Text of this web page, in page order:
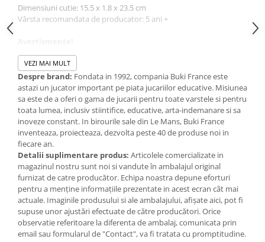
Jucarii muzicale bebelusi
Puzzle bebelusi
Jocuri educative
Jocuri STEM
Jocuri Magnetice
Jocuri de societate
Jocuri de logica
Jocuri de memorie
Jocuri cu litere
Jocuri cu numere
Jocuri de indemanare
Jocuri de carti
Jocuri interactive
Jocuri de podea
Dimensiuni cutie: 15.5 x 1.8 x 23.5 cm
Vârsta recomandata de producator: 5 ani +
Va rugam sa cititi cu atentie şi sa respectati instructiunile de
utilizare şi siguranta!
Nerespectarea avertismentelor, instructiunilor şi recomandarilor
de siguranta poate cauza diverse pericole.
A se utiliza sub supravegherea unui adult.
Pentru copiii mai mari de 5 ani!
Nu este potrivit pentru copiii mai mici de 36 de luni, datorita
partilor mici continute, care pot fi înghitite!
Pericol de sufocare!
VEZI MAI MULT
Despre brand: Fondata in 1992, compania Buki France este
astazi un jucator important pe piata jucariilor educative. Misiunea
sa este de a oferi o gama de jucarii pentru toate varstele si pentru
toata lumea, inclusiv stiintifice, educative, arta-indemanare si sa
inoveze constant. In birourile sale din Le Mans, Buki France
inventeaza, proiecteaza, dezvolta peste 40 de produse noi in
fiecare an.
Detalii suplimentare produs: Articolele comercializate in
magazinul nostru sunt noi si vandute în ambalajul original
furnizat de catre producător. Echipa noastra depune eforturi
pentru a menține informațiile prezentate in acest ecran cât mai
actuale. Imaginile produsului si ale ambalajului, afișate aici, pot fi
supuse unor ajustări efectuate de către producători. Orice
observatie referitoare la diferenta de ambalaj, comunicata prin
email sau formularul de "Contact", va fi tratata cu promptitudine.